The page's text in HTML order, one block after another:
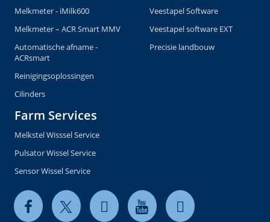
Melkmeter - iMilk600
Melkmeter – ACR Smart MMV
Automatische afname -
ACRsmart
Reinigingsoplossingen
Cilinders
Veestapel Software
Veestapel software EXT
Precisie landbouw
Farm Services
Melkstel Wisssel Service
Pulsator Wissel Service
Sensor Wissel Service